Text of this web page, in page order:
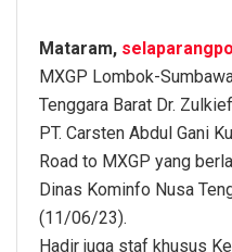
Mataram,
MXGP Lombok-
Tenggara Barat Dr.
PT. Carsten Abdul Gani
Road to MXGP yang
Dinas Kominfo Nusa
(11/06/23).
Hadir juga staf khusus